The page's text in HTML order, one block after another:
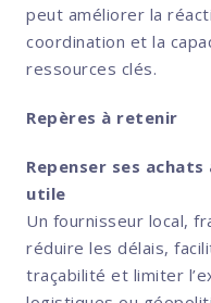
peut améliorer la
coordination et la
ressources clés.
Repères à retenir
Repenser ses
utile
Un fournisseur local,
réduire les délais,
traçabilité et limiter